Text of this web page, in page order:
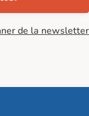
de la newsletter